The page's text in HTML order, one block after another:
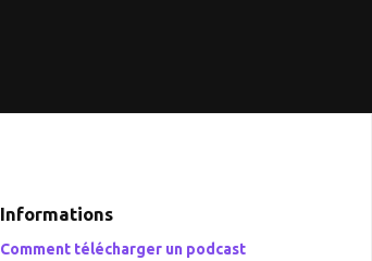
Informations
Comment télécharger un podcast